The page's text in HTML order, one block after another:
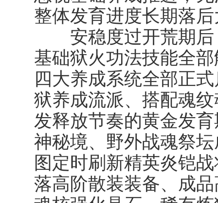
整体发育进度长期落
安稳度过开荒期后
基础狱火功法技能全
四大养成系统全部正
狱养成流派、搭配魂
发释放节奏的黄金发
神秘境、野外战魂祭
图定时刷新精英炎铠
落高阶散装装备、成